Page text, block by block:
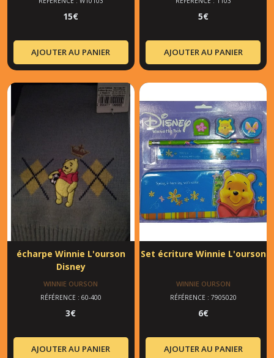
15€
AJOUTER AU PANIER
5€
AJOUTER AU PANIER
écharpe Winnie L'ourson
Disney
WINNIE OURSON
RÉFÉRENCE : 60-400
3€
AJOUTER AU PANIER
Set écriture Winnie L'ourson
WINNIE OURSON
RÉFÉRENCE : 7905020
6€
AJOUTER AU PANIER